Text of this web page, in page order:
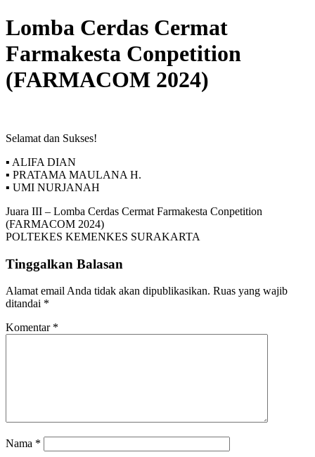
Lomba Cerdas Cermat
Farmakesta Conpetition
(FARMACOM 2024)
Selamat dan Sukses!
▪︎ ALIFA DIAN
▪︎ PRATAMA MAULANA H.
▪︎ UMI NURJANAH
Juara III – Lomba Cerdas Cermat Farmakesta Conpetition
(FARMACOM 2024)
POLTEKES KEMENKES SURAKARTA
Tinggalkan Balasan
Alamat email Anda tidak akan dipublikasikan. Ruas yang wajib
ditandai *
Komentar *
Nama *